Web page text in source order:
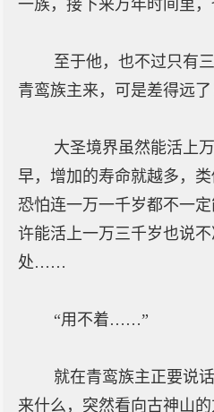
一族，接下来万年时间里，
至于他，也不过只有三
青鸾族主来，可是差得远了
大圣境界虽然能活上万
早，增加的寿命就越多，类
恐怕连一万一千岁都不一
许能活上一万三千岁也说
处……
“用不着……”
就在青鸾族主正要说话
来什么，突然看向古神山